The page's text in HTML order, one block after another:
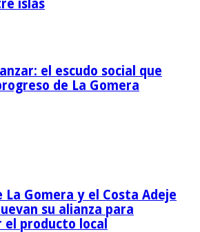
islas
el escudo social que
de La Gomera
La Gomera y el Costa Adeje
su alianza para
el producto local